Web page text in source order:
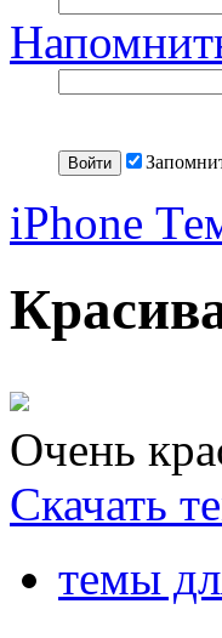
iPhone
Очень
Скачать
темы